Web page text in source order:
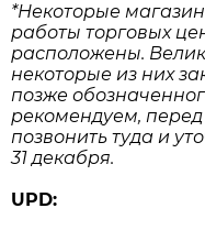
*Некоторые
работы торговых
расположены.
некоторые из них
позже
рекомендуем,
позвонить туда и
31 декабря.
UPD: